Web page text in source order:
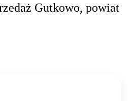
Gutkowo, powiat